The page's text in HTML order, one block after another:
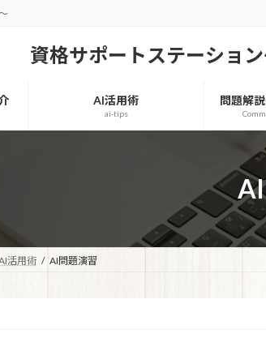
資格サポートステーショ
AI活用術
ai-tips
問題解
活用術 AI問題演習